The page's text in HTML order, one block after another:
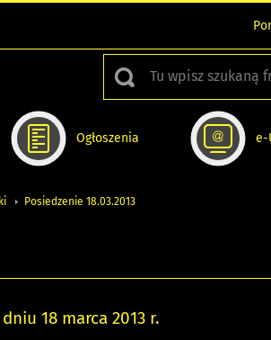
Ogłoszenia e-
Posiedzenie 18.03.2013
18 marca 2013 r.